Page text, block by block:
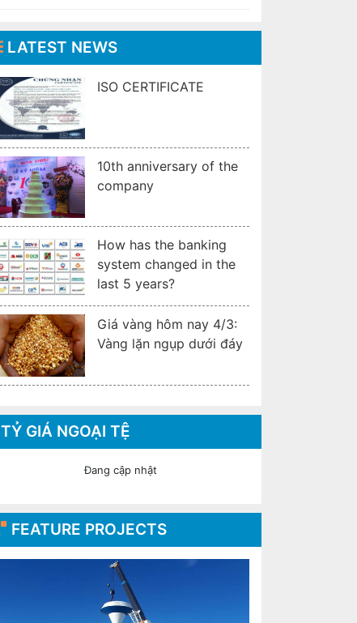
LATEST NEWS
ISO CERTIFICATE
10th anniversary of the
company
How has the banking
system changed in the
last 5 years?
Giá vàng hôm nay 4/3:
Vàng lặn ngụp dưới đáy
TỶ GIÁ NGOẠI TỆ
Đang cập nhật
FEATURE PROJECTS